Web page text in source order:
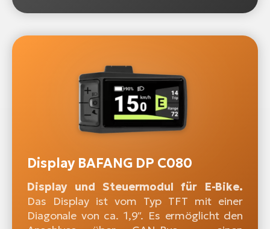
Display BAFANG DP C080
Display und Steuermodul für E-Bike.
Das Display ist vom Typ TFT mit einer
Diagonale von ca. 1,9″. Es ermöglicht den